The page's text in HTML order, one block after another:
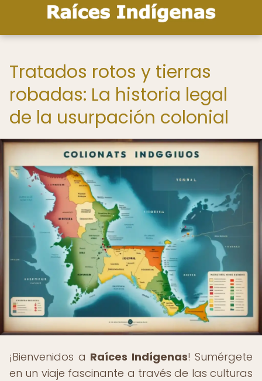
Tratados rotos y tierras
robadas: La historia legal
de la usurpación colonial
¡Bienvenidos a Raíces Indígenas! Sumérgete
en un viaje fascinante a través de las culturas